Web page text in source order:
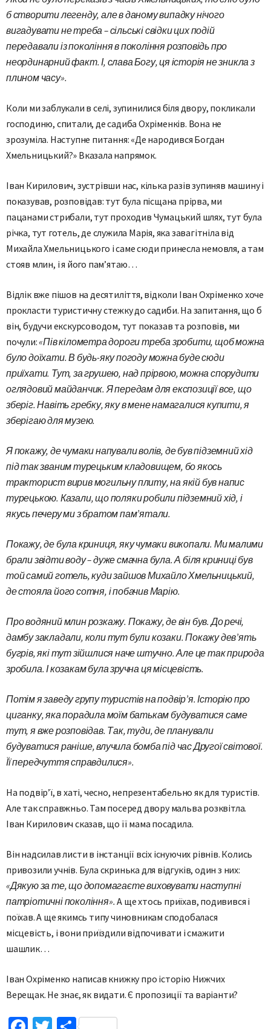
б створити легенду, але в даному випадку нічого
вигадувати не треба – сільські свідки цих подій
передавали із покоління в покоління розповідь про
неординарний факт. І, слава Богу, ця історія не зникла з
плином часу».
Коли ми заблукали в селі, зупинилися біля двору, покликали
господиню, спитали, де садиба Охріменків. Вона не
зрозуміла. Наступне питання: «Де народився Богдан
Хмельницький?» Вказала напрямок.
Іван Кирилович, зустрівши нас, кілька разів зупиняв машину і
показував, розповідав: тут була пісщана прірва, ми
пацанами стрибали, тут проходив Чумацький шлях, тут була
річка, тут готель, де служила Марія, яка завагітніла від
Михайла Хмельницького і саме сюди принесла немовля, а там
стояв млин, і я його пам’ятаю…
Відлік вже пішов на десятиліття, відколи Іван Охріменко хоче
прокласти туристичну стежку до садиби. На запитання, що б
він, будучи екскурсоводом, тут показав та розповів, ми
почули:«Пів кілометра дороги треба зробити, щоб можна
було доїхати. В будь-яку погоду можна буде сюди
приїхати. Тут, за грушею, над прірвою, можна спорудити
оглядовий майданчик. Я передам для експозиції все, що
зберіг. Навіть гребку, яку в мене намагалися купити, я
зберігаю для музею.
Я покажу, де чумаки напували волів, де був підземний хід
під так званим турецьким кладовищем, бо якось
тракторист вирив могильну плиту, на якій був напис
турецькою. Казали, що поляки робили підземний хід, і
якусь печеру ми з братом пам’ятали.
Покажу, де була криниця, яку чумаки викопали. Ми малими
брали звідти воду – дуже смачна була. А біля криниці був
той самий готель, куди зайшов Михайло Хмельницький,
де стояла його сотня, і побачив Марію.
Про водяний млин розкажу. Покажу, де він був. До речі,
дамбу закладали, коли тут були козаки. Покажу дев’ять
бугрів, які тут зійшлися наче штучно. Але це так природа
зробила. І козакам була зручна ця місцевість.
Потім я заведу групу туристів на подвір’я. Історію про
циганку, яка порадила моїм батькам будуватися саме
тут, я вже розповідав. Так, туди, де планували
будуватися раніше, влучила бомба під час Другої світової.
Її передчуття справдилися».
На подвір’ї, в хаті, чесно, непрезентабельно як для туристів.
Але так справжньо. Там посеред двору мальва розквітла.
Іван Кирилович сказав, що її мама посадила.
Він надсилав листи в інстанції всіх існуючих рівнів. Колись
привозили учнів. Була скринька для відгуків, один з них:
«Дякую за те, що допомагаєте виховувати наступні
патріотичні покоління».А ще хтось приїхав, подивився і
поїхав. А ще якимсь типу чиновникам сподобалася
місцевість, і вони приїздили відпочивати і смажити
шашлик…
Іван Охріменко написав книжку про історію Нижчих
Верещак. Не знає, як видати. Є пропозиції та варіанти?